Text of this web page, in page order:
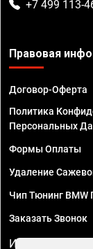
+7 499 113-
Правовая
Договор-Оферта
Политика
Персональных
Формы Оплаты
Удаление
Чип Тюнинг BMW
Заказать Звонок
ИП Смирнов